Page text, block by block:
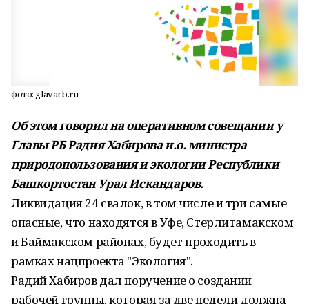
фото: glavarb.ru
Об этом говорил на оперативном совещании у
Главы РБ Радия Хабирова и.о. министра
природопользования и экологии Республики
Башкортостан Урал Искандаров.
Ликвидация 24 свалок, в том числе и три самые
опасные, что находятся в Уфе, Стерлитамакском
и Баймакском районах, будет проходить в
рамках нацпроекта "Экология".
Радий Хабиров дал поручение о создании
рабочей группы, которая за две недели должна